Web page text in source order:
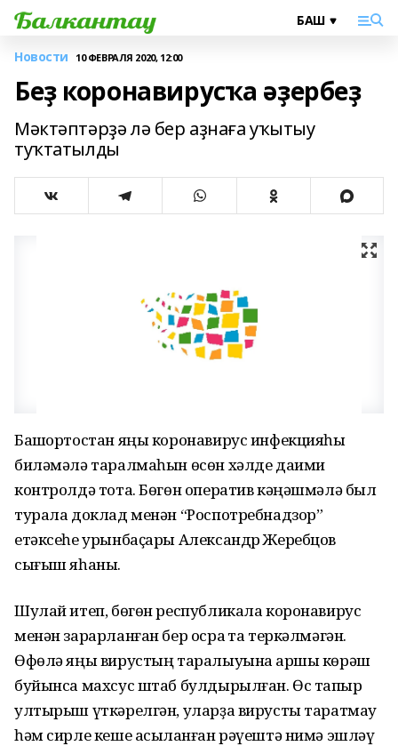
Новости 10 ФЕВРАЛЯ 2020, 12:00
Беҙ коронавирусҡа әҙербеҙ
Мәктәптәрҙә лә бер аҙнаға уҡытыу
туҡтатылды
Башҡортостан яңы коронавирус инфекцияһы
биләмәлә таралмаһын өсөн хәлде даими
контролдә тота. Бөгөн оператив кәңәшмәлә был
турала доклад менән “Роспотребнадзор”
етәксеһе урынбаҫары Александр Жеребцов
сығыш яһаны.
Шулай итеп, бөгөн республикала коронавирус
менән зарарланған бер осраҡ та теркәлмәгән.
Өфөлә яңы вирустың таралыуына ҡаршы көрәш
буйынса махсус штаб булдырылған. Өс тапҡыр
ултырыш үткәрелгән, уларҙа вирусты таратмау
һәм сирле кеше асыҡланған рәүештә нимә эшләү